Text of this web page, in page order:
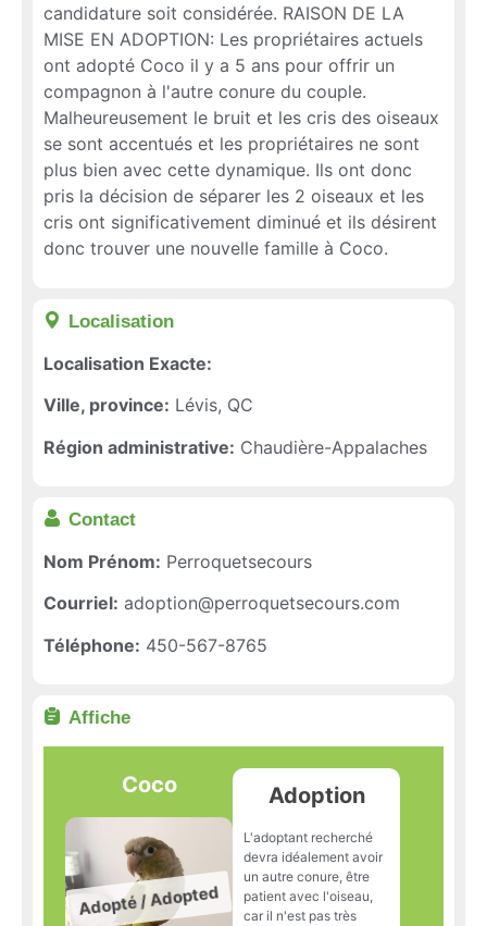
candidature soit considérée. RAISON DE LA
MISE EN ADOPTION: Les propriétaires actuels
ont adopté Coco il y a 5 ans pour offrir un
compagnon à l'autre conure du couple.
Malheureusement le bruit et les cris des oiseaux
se sont accentués et les propriétaires ne sont
plus bien avec cette dynamique. Ils ont donc
pris la décision de séparer les 2 oiseaux et les
cris ont significativement diminué et ils désirent
donc trouver une nouvelle famille à Coco.
Localisation​
Localisation Exacte:
Ville, province: Lévis, QC
Région administrative: Chaudière-Appalaches
Contact
Nom Prénom: Perroquetsecours
Courriel: adoption@perroquetsecours.com
Téléphone: 450-567-8765
Affiche
Coco Adoption
L'adoptant recherché
devra idéalement avoir
un autre conure, être
patient avec l'oiseau,
car il n'est pas très